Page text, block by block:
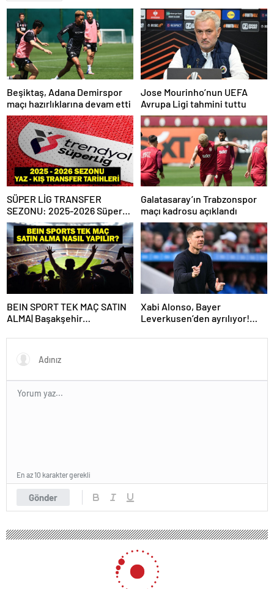
Beşiktaş, Adana Demirspor
maçı hazırlıklarına devam etti
Jose Mourinho’nun UEFA
Avrupa Ligi tahmini tuttu
SÜPER LİG TRANSFER
SEZONU: 2025-2026 Süper
Lig Yaz Transfer Sezonu Ne
Zaman Başlayacak? Kış
Transfer Sezonu Ne Zaman
Başlayacak? TFF Açıkladı!
Galatasaray’ın Trabzonspor
maçı kadrosu açıklandı
BEIN SPORT TEK MAÇ SATIN
ALMA| Başakşehir
tek maç satın alma nasıl
yapılır?
Xabi Alonso, Bayer
Leverkusen’den ayrılıyor!
Gönder
En az 10 karakter gerekli